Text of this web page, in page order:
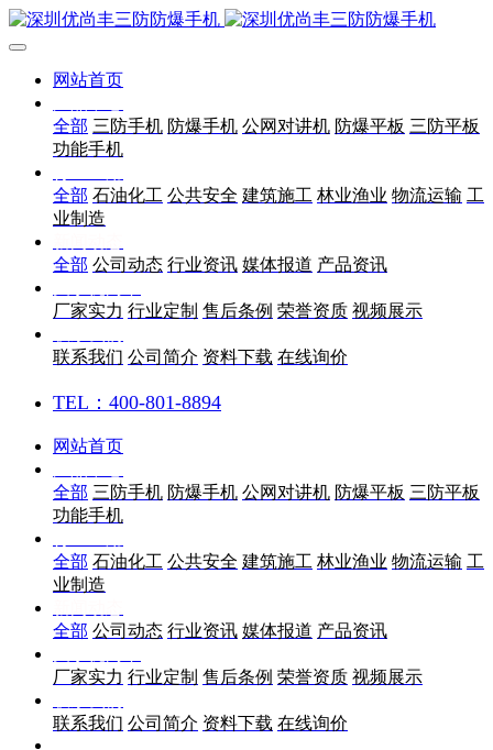
网站首页
全部 三防手机 防爆手机 公网对讲机 防爆平板 三防平板
功能手机
全部 石油化工 公共安全 建筑施工 林业渔业 物流运输 工
业制造
全部 公司动态 行业资讯 媒体报道 产品资讯
厂家实力 行业定制 售后条例 荣誉资质 视频展示
联系我们 公司简介 资料下载 在线询价
TEL：400-801-8894
网站首页
全部 三防手机 防爆手机 公网对讲机 防爆平板 三防平板
功能手机
全部 石油化工 公共安全 建筑施工 林业渔业 物流运输 工
业制造
全部 公司动态 行业资讯 媒体报道 产品资讯
厂家实力 行业定制 售后条例 荣誉资质 视频展示
联系我们 公司简介 资料下载 在线询价